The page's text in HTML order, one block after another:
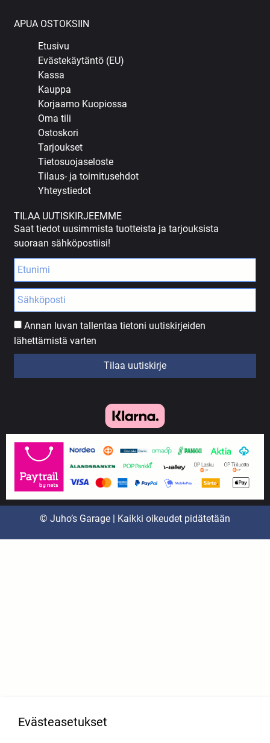
APUA OSTOKSIIN
Etusivu
Evästekäytäntö (EU)
Kassa
Kauppa
Korjaamo Kuopiossa
Oma tili
Ostoskori
Tarjoukset
Tietosuojaseloste
Tilaus- ja toimitusehdot
Yhteystiedot
TILAA UUTISKIRJEEMME
Saat tiedot uusimmista tuotteista ja tarjouksista
suoraan sähköpostiisi!
Annan luvan tallentaa tietoni uutiskirjeiden
lähettämistä varten
Tilaa uutiskirje
© Juho’s Garage | Kaikki oikeudet pidätetään
Evästeasetukset